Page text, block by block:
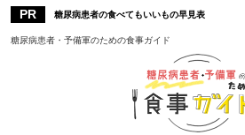
糖尿病患者の食べてもいいもの早見表
糖尿病患者・予備軍のための食事ガイド